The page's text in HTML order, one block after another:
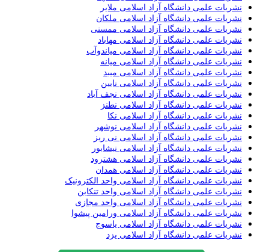
نشریات علمی دانشگاه آزاد اسلامی ملایر
نشریات علمی دانشگاه آزاد اسلامی ملکان
نشریات علمی دانشگاه آزاد اسلامی ممسنی
نشریات علمی دانشگاه آزاد اسلامی مهاباد
نشریات علمی دانشگاه آزاد اسلامی میاندوآب
نشریات علمی دانشگاه آزاد اسلامی میانه
نشریات علمی دانشگاه آزاد اسلامی میبد
نشریات علمی دانشگاه آزاد اسلامی نایین
نشریات علمی دانشگاه آزاد اسلامی نجف آباد
نشریات علمی دانشگاه آزاد اسلامی نطنز
نشریات علمی دانشگاه آزاد اسلامی نکا
نشریات علمی دانشگاه آزاد اسلامی نوشهر
نشریات علمی دانشگاه آزاد اسلامی نی ریز
نشریات علمی دانشگاه آزاد اسلامی نیشابور
نشریات علمی دانشگاه آزاد اسلامی هشترود
نشریات علمی دانشگاه آزاد اسلامی همدان
نشریات علمی دانشگاه آزاد اسلامی واحد الکترونیک
نشریات علمی دانشگاه آزاد اسلامی واحد تنکابن
نشریات علمی دانشگاه آزاد اسلامی واحد مجازی
نشریات علمی دانشگاه آزاد اسلامی ورامین پیشوا
نشریات علمی دانشگاه آزاد اسلامی یاسوج
نشریات علمی دانشگاه آزاد اسلامی یزد